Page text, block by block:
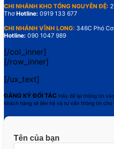
CHI NHÁNH KHO TỔNG NGUYỄN ĐỆ:
Thơ Hotline: 0919 133 677
CHI NHÁNH VĨNH LONG: 346C Phó
Hotline: 090 1047 989
[/col_inner]
[/row_inner]
[/ux_text]
ĐĂNG KÝ ĐỐI TÁC Hãy để lại thông tin
khách hàng sẽ liên hệ và tư vấn thông tin cho
Tên của bạn